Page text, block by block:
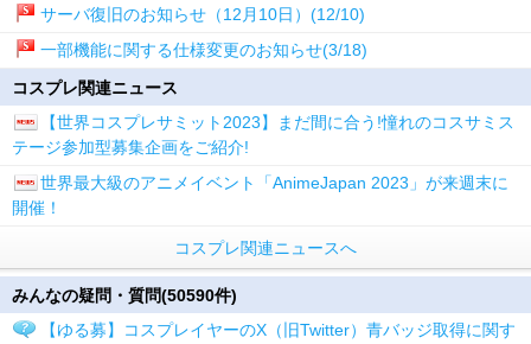
サーバ復旧のお知らせ（12月10日）(12/10)
一部機能に関する仕様変更のお知らせ(3/18)
コスプレ関連ニュース
【世界コスプレサミット2023】まだ間に合う!憧れのコスサミス
テージ参加型募集企画をご紹介!
世界最大級のアニメイベント「AnimeJapan 2023」が来週末に
開催！
コスプレ関連ニュースへ
みんなの疑問・質問(50590件)
【ゆる募】コスプレイヤーのX（旧Twitter）青バッジ取得に関す